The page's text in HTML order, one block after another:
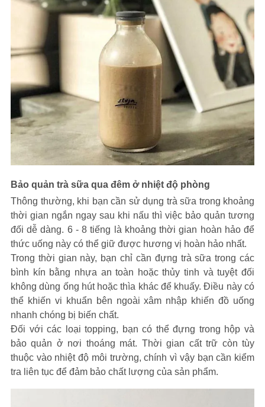
Bảo quản trà sữa qua đêm ở nhiệt độ phòng
Thông thường, khi bạn cần sử dụng trà sữa trong khoảng
thời gian ngắn ngay sau khi nấu thì việc bảo quản tương
đối dễ dàng. 6 - 8 tiếng là khoảng thời gian hoàn hảo để
thức uống này có thể giữ được hương vị hoàn hảo nhất.
Trong thời gian này, bạn chỉ cần đựng trà sữa trong các
bình kín bằng nhựa an toàn hoặc thủy tinh và tuyệt đối
không dùng ống hút hoặc thìa khác để khuấy. Điều này có
thể khiến vi khuẩn bên ngoài xâm nhập khiến đồ uống
nhanh chóng bị biến chất.
Đối với các loại topping, bạn có thể đựng trong hộp và
bảo quản ở nơi thoáng mát. Thời gian cất trữ còn tùy
thuộc vào nhiệt độ môi trường, chính vì vậy bạn cần kiểm
tra liên tục để đảm bảo chất lượng của sản phẩm.